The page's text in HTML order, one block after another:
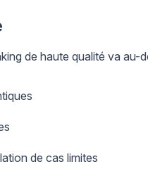
de haute qualité va au-
de cas limites